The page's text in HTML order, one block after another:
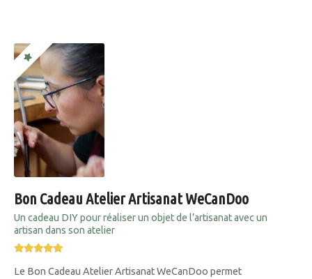
Bon Cadeau Atelier Artisanat WeCanDoo
Un cadeau DIY pour réaliser un objet de l’artisanat avec un
artisan dans son atelier
Le Bon Cadeau Atelier Artisanat WeCanDoo permet